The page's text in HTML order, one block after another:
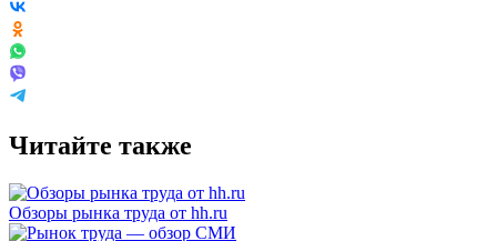
Читайте также
Обзоры рынка труда от hh.ru